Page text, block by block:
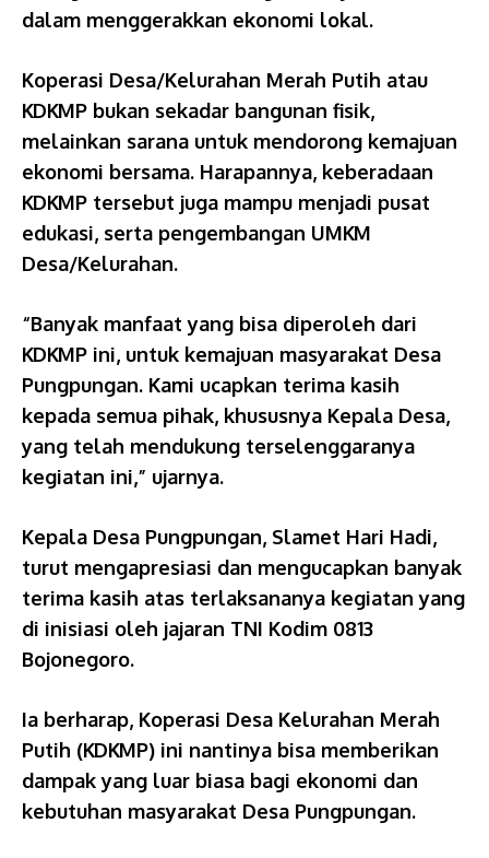
dalam menggerakkan ekonomi lokal.
Koperasi Desa/Kelurahan Merah Putih atau
KDKMP bukan sekadar bangunan fisik,
melainkan sarana untuk mendorong kemajuan
ekonomi bersama. Harapannya, keberadaan
KDKMP tersebut juga mampu menjadi pusat
edukasi, serta pengembangan UMKM
Desa/Kelurahan.
“Banyak manfaat yang bisa diperoleh dari
KDKMP ini, untuk kemajuan masyarakat Desa
Pungpungan. Kami ucapkan terima kasih
kepada semua pihak, khususnya Kepala Desa,
yang telah mendukung terselenggaranya
kegiatan ini,” ujarnya.
Kepala Desa Pungpungan, Slamet Hari Hadi,
turut mengapresiasi dan mengucapkan banyak
terima kasih atas terlaksananya kegiatan yang
di inisiasi oleh jajaran TNI Kodim 0813
Bojonegoro.
Ia berharap, Koperasi Desa Kelurahan Merah
Putih (KDKMP) ini nantinya bisa memberikan
dampak yang luar biasa bagi ekonomi dan
kebutuhan masyarakat Desa Pungpungan.